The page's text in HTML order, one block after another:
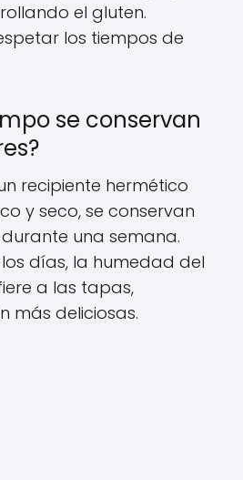
el gluten.
los tiempos de
se conservan
recipiente hermético
y seco, se conservan
una semana.
días, la humedad del
a las tapas,
más deliciosas.